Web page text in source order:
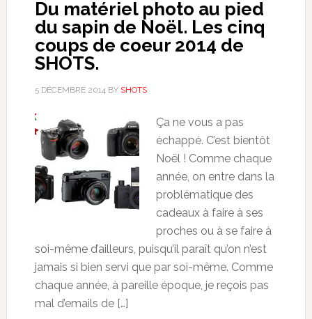
Du matériel photo au pied
du sapin de Noël. Les cinq
coups de coeur 2014 de
SHOTS.
5 DÉCEMBRE 2014 BY SHOTS
Ça ne vous a pas
échappé. C’est bientôt
Noël ! Comme chaque
année, on entre dans la
problématique des
cadeaux à faire à ses
proches ou à se faire à
soi-même d’ailleurs, puisqu’il paraît qu’on n’est
jamais si bien servi que par soi-même. Comme
chaque année, à pareille époque, je reçois pas
mal d’emails de […]